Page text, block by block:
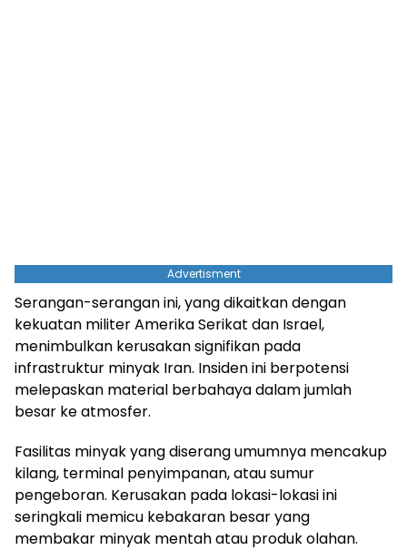
Advertisment
Serangan-serangan ini, yang dikaitkan dengan
kekuatan militer Amerika Serikat dan Israel,
menimbulkan kerusakan signifikan pada
infrastruktur minyak Iran. Insiden ini berpotensi
melepaskan material berbahaya dalam jumlah
besar ke atmosfer.
Fasilitas minyak yang diserang umumnya mencakup
kilang, terminal penyimpanan, atau sumur
pengeboran. Kerusakan pada lokasi-lokasi ini
seringkali memicu kebakaran besar yang
membakar minyak mentah atau produk olahan.